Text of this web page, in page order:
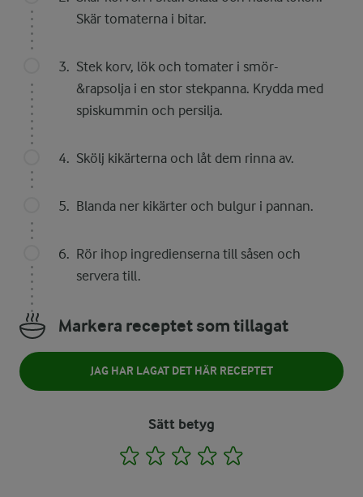
Skär tomaterna i bitar.
Stek korv, lök och tomater i smör-
&rapsolja i en stor stekpanna. Krydda med
spiskummin och persilja.
Skölj kikärterna och låt dem rinna av.
Blanda ner kikärter och bulgur i pannan.
Rör ihop ingredienserna till såsen och
servera till.
Markera receptet som tillagat
JAG HAR LAGAT DET HÄR RECEPTET
Sätt betyg
1 2 3 4